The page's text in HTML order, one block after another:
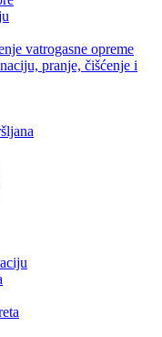
vatrogasne opreme
pranje, čišćenje i